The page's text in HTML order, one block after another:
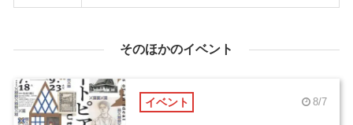
そのほかのイベント
イベント 8/7